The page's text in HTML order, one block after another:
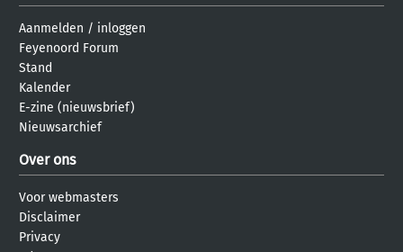
Aanmelden / inloggen
Feyenoord Forum
Stand
Kalender
E-zine (nieuwsbrief)
Nieuwsarchief
Over ons
Voor webmasters
Disclaimer
Privacy